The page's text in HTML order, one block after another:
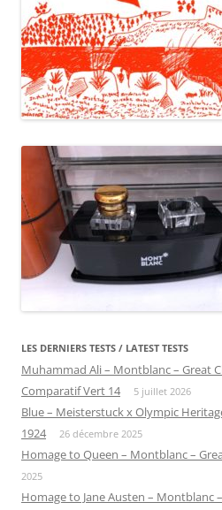
LES DERNIERS TESTS / LATEST TESTS
Muhammad Ali – Montblanc – Great
Comparatif Vert 14 5 juillet 2026
Blue – Meisterstuck x Olympic
1924
26 décembre 2025
Homage to Queen – Montblanc –
2025
Homage to Jane Austen – Montblanc